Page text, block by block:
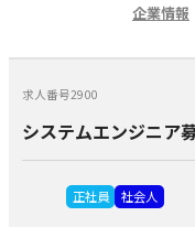
企業情報
求人番号2900
システムエンジニア
正社員 社会人